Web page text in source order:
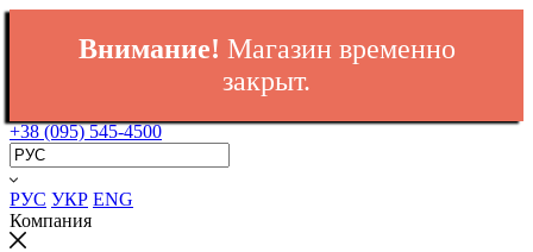
Внимание! Магазин временно
закрыт.
+38 (095) 545-4500
РУС УКР ENG
Компания